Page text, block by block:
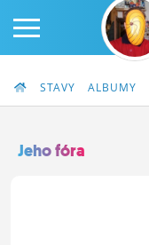
STAVY ALBUMY
Jeho fóra